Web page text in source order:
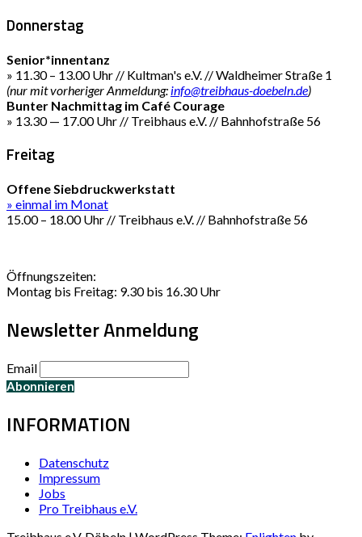
Donnerstag
Senior*innentanz
» 11.30 – 13.00 Uhr // Kultman's e.V. // Waldheimer Straße 1
(nur mit vorheriger Anmeldung: info@treibhaus-doebeln.de)
Bunter Nachmittag im Café Courage
» 13.30 — 17.00 Uhr // Treibhaus e.V. // Bahnhofstraße 56
Freitag
Offene Siebdruckwerkstatt
» einmal im Monat
15.00 – 18.00 Uhr // Treibhaus e.V. // Bahnhofstraße 56
Öffnungszeiten:
Montag bis Freitag: 9.30 bis 16.30 Uhr
Newsletter Anmeldung
Email
INFORMATION
Datenschutz
Impressum
Jobs
Pro Treibhaus e.V.